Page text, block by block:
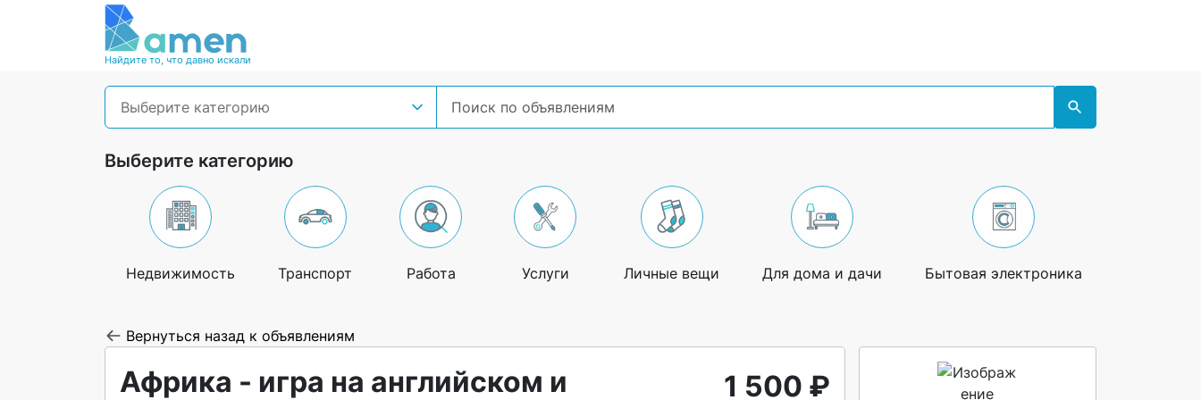
Найдите то, что давно искали
Выберите категорию
Выберите категорию
Недвижимость Транспорт Работа Услуги Личные вещи Для дома и дачи Бытовая электроника
Вернуться назад к объявлениям
Африка - игра на английском и
1 500 ₽